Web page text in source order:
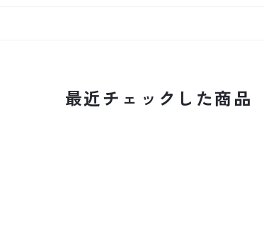
最近チェックした商品